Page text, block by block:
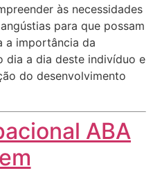
às necessidades
para que possam
a importância da
dia a dia deste indivíduo e
do desenvolvimento
ABA